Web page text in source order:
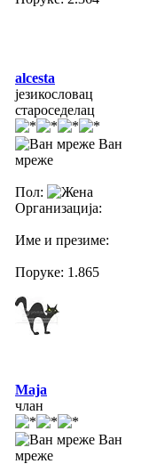
alcesta
језикословац
староседелац
Ван
мреже
Пол:
Организација:
Име и презиме:
Поруке: 1.865
Maja
члан
Ван
мреже